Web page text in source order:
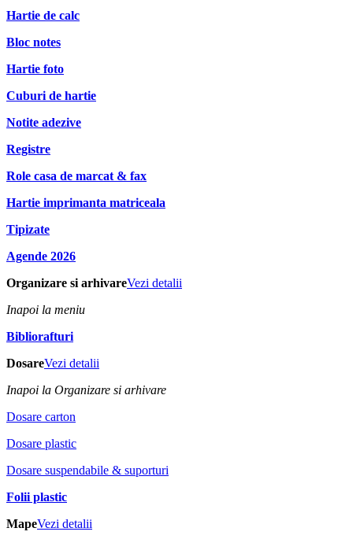
Hartie de calc
Bloc notes
Hartie foto
Cuburi de hartie
Notite adezive
Registre
Role casa de marcat & fax
Hartie imprimanta matriceala
Tipizate
Agende 2026
Organizare si arhivareVezi detalii
Inapoi la meniu
Bibliorafturi
DosareVezi detalii
Inapoi la Organizare si arhivare
Dosare carton
Dosare plastic
Dosare suspendabile & suporturi
Folii plastic
MapeVezi detalii